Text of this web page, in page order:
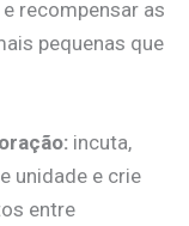
recompensar as
pequenas que
incuta,
unidade e crie
entre